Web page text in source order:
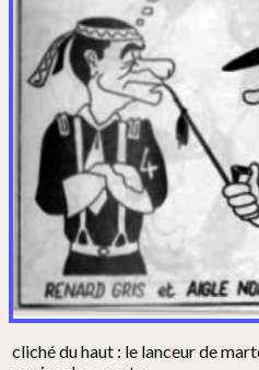
LES
More
Requiem
Prière
Chroniques
cliché du haut : le lanceur de